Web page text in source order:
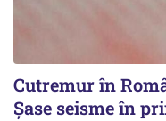
Cutremur în
Șase seisme în